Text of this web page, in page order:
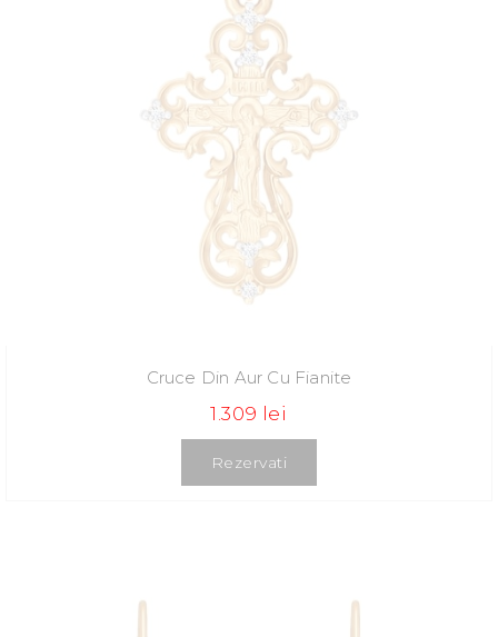
Cruce Din Aur Cu Fianite
1.309 lei
Rezervati